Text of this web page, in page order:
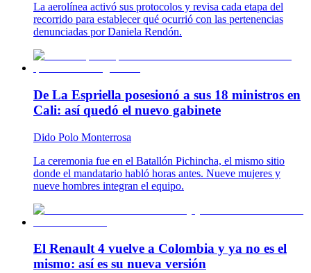
La aerolínea activó sus protocolos y revisa cada etapa del
recorrido para establecer qué ocurrió con las pertenencias
denunciadas por Daniela Rendón.
De La Espriella posesionó a sus 18 ministros en
Cali: así quedó el nuevo gabinete
Dido Polo Monterrosa
La ceremonia fue en el Batallón Pichincha, el mismo sitio
donde el mandatario habló horas antes. Nueve mujeres y
nueve hombres integran el equipo.
El Renault 4 vuelve a Colombia y ya no es el
mismo: así es su nueva versión